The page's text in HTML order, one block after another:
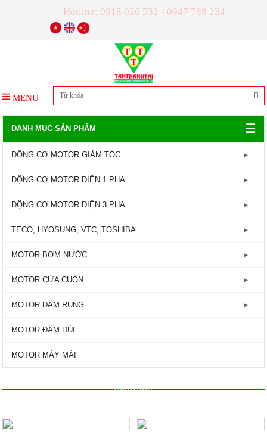
Hotline: 0918 026 532 - 0947 789 234
MENU
DANH MỤC SẢN PHẨM ☰
ĐỘNG CƠ MOTOR GIẢM TỐC
GIẢM TỐC TRỤC LIỀN
GIẢM TỐC ĐẦU TRÒN
GIẢM TỐC ĐẦU VUÔNG
GIẢM TỐC CỐT ÂM
ĐỘNG CƠ MOTOR ĐIỆN 1 PHA
Động Cơ Motor Điện 1 Pha - 1450RPM
Động Cơ Motor Điện 1 Pha - 2800RPM
ĐỘNG CƠ MOTOR ĐIỆN 3 PHA
Động Cơ Motor Điện 3 Pha - 960RPM
Động Cơ Motor Điện 3 Pha - 1450RPM
Động Cơ Motor Điện 3 Pha - 2800RPM
Động Cơ Motor Điện Mặt Bích
TECO, HYOSUNG, VTC, TOSHIBA
MOTOR TECO
MOTOR HYOSUNG
MOTOR VTC
MOTOR TOSHIBA
MOTOR BƠM NƯỚC
Máy bơm lưu lượng
Máy bơm công nghiệp
Máy bơm đẩy cao
Máy bơm ly tâm
Máy bơm tăng áp
MOTOR CỬA CUỐN
Motor Cửa Cuốn AC
Motor Cửa Cuốn DC - 24V
MOTOR ĐẦM RUNG
Motor Đầm Rung 1 Pha - 2800RPM
Motor Đầm Rung 3 Pha - 1450RPM
MOTOR ĐẦM DÙI
MOTOR MÁY MÀI
damrung